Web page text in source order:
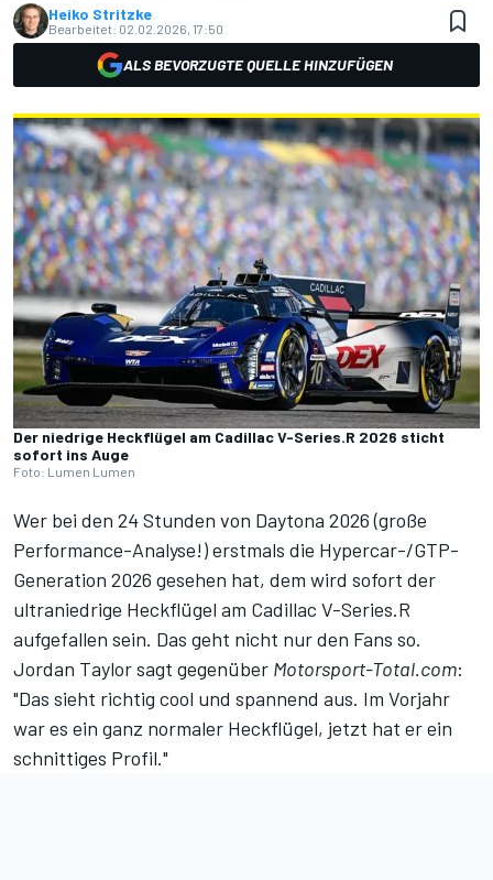
Heiko Stritzke
Bearbeitet: 02.02.2026, 17:50
ALS BEVORZUGTE QUELLE HINZUFÜGEN
Der niedrige Heckflügel am Cadillac V-Series.R 2026 sticht
sofort ins Auge
Foto: Lumen Lumen
Wer bei den 24 Stunden von Daytona 2026 (große
Performance-Analyse!) erstmals die Hypercar-/GTP-
Generation 2026 gesehen hat, dem wird sofort der
ultraniedrige Heckflügel am Cadillac V-Series.R
aufgefallen sein. Das geht nicht nur den Fans so.
Jordan Taylor sagt gegenüber Motorsport-Total.com:
"Das sieht richtig cool und spannend aus. Im Vorjahr
war es ein ganz normaler Heckflügel, jetzt hat er ein
schnittiges Profil."